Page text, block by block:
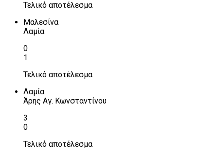
Τελικό αποτέλεσμα
Μαλεσίνα
Λαμία
0
1
Τελικό αποτέλεσμα
Λαμία
Άρης Αγ. Κωνσταντίνου
3
0
Τελικό αποτέλεσμα